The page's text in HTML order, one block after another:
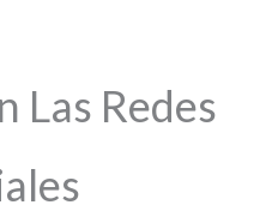
Las Redes